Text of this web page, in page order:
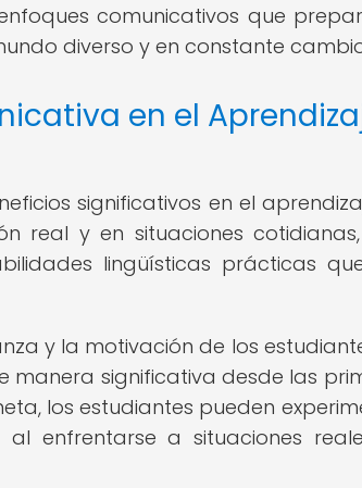
comunicativos que
diverso y en constante
en el
significativos en el
real y en situaciones
lingüísticas prácticas
y la motivación de los
manera significativa desde las
los estudiantes pueden
enfrentarse a situaciones